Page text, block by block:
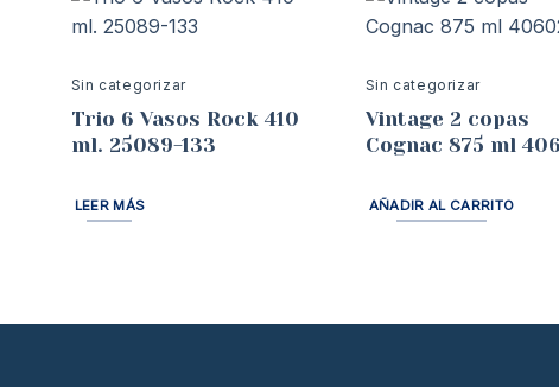
Sin categorizar
Trio 6 Vasos Rock 410
ml. 25089-133
LEER MÁS
Sin categorizar
Vintage 2 copas
Cognac 875 ml
AÑADIR AL CARRITO